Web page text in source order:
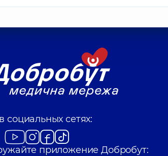
социальных сетях:
приложение Добробут: